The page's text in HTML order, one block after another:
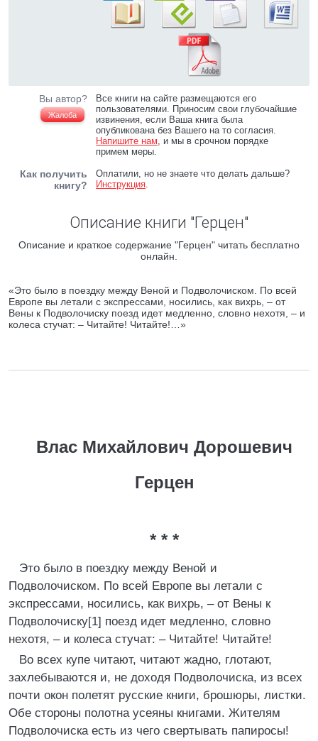
Вы автор?
Жалоба
Все книги на сайте размещаются его
пользователями. Приносим свои глубочайшие
извинения, если Ваша книга была
опубликована без Вашего на то согласия.
Напишите нам, и мы в срочном порядке
примем меры.
Как получить
книгу?
Оплатили, но не знаете что делать дальше?
Инструкция.
Описание книги "Герцен"
Описание и краткое содержание "Герцен" читать бесплатно
онлайн.
«Это было в поездку между Веной и Подволочиском. По всей
Европе вы летали с экспрессами, носились, как вихрь, – от
Вены к Подволочиску поезд идет медленно, словно нехотя, – и
колеса стучат: – Читайте! Читайте!…»
Влас Михайлович Дорошевич
Герцен
* * *
Это было в поездку между Веной и
Подволочиском. По всей Европе вы летали с
экспрессами, носились, как вихрь, – от Вены к
Подволочиску[1] поезд идет медленно, словно
нехотя, – и колеса стучат: – Читайте! Читайте!
Во всех купе читают, читают жадно, глотают,
захлебываются и, не доходя Подволочиска, из всех
почти окон полетят русские книги, брошюры, листки.
Обе стороны полотна усеяны книгами. Жителям
Подволочиска есть из чего свертывать папиросы!